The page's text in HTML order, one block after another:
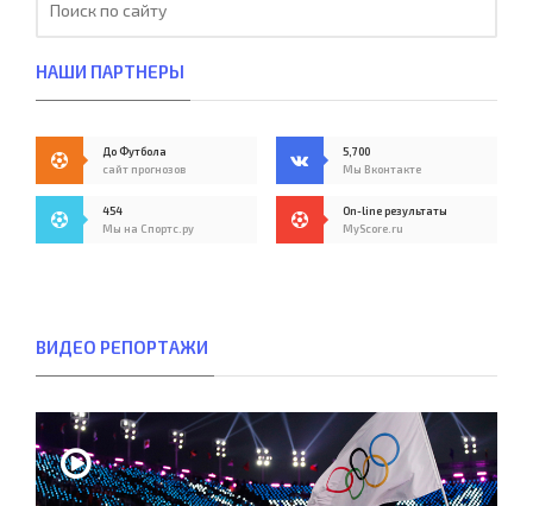
НАШИ ПАРТНЕРЫ
До Футбола
сайт прогнозов
5,700
Мы Вконтакте
454
Мы на Спортс.ру
On-line результаты
MyScore.ru
ВИДЕО РЕПОРТАЖИ